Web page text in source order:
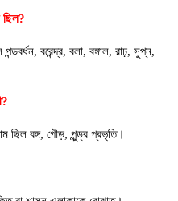
ছিল?
বরেন্দ্র, বলা, বঙ্গাল, রাঢ়, সুপ্ন,
ছিল বঙ্গ, গৌড়, পুন্ড্র প্রভৃতি।